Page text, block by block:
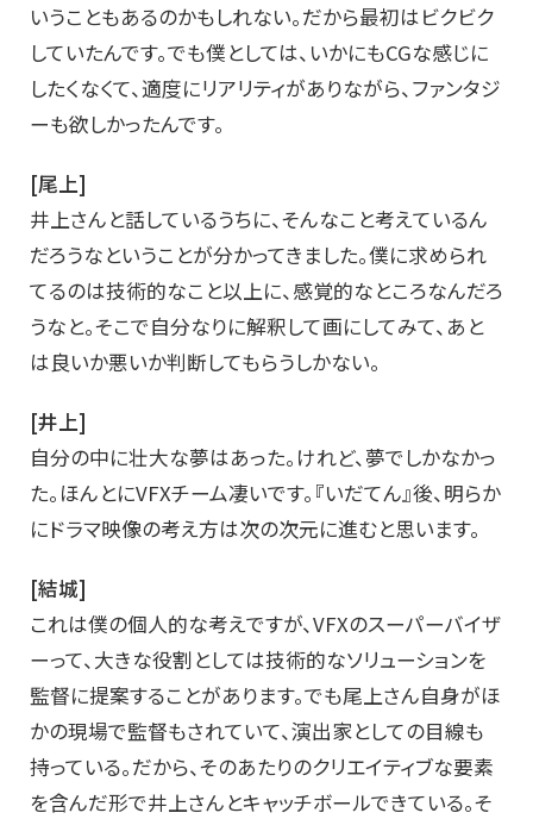
いうこともあるのかもしれない。だから最初はビクビク
していたんです。でも僕としては、いかにもCGな感じに
したくなくて、適度にリアリティがありながら、ファンタジ
ーも欲しかったんです。
[尾上]
井上さんと話しているうちに、そんなこと考えているん
だろうなということが分かってきました。僕に求められ
てるのは技術的なこと以上に、感覚的なところなんだろ
うなと。そこで自分なりに解釈して画にしてみて、あと
は良いか悪いか判断してもらうしかない。
[井上]
自分の中に壮大な夢はあった。けれど、夢でしかなかっ
た。ほんとにVFXチーム凄いです。『いだてん』後、明らか
にドラマ映像の考え方は次の次元に進むと思います。
[結城]
これは僕の個人的な考えですが、VFXのスーパーバイザ
ーって、大きな役割としては技術的なソリューションを
監督に提案することがあります。でも尾上さん自身がほ
かの現場で監督もされていて、演出家としての目線も
持っている。だから、そのあたりのクリエイティブな要素
を含んだ形で井上さんとキャッチボールできている。そ